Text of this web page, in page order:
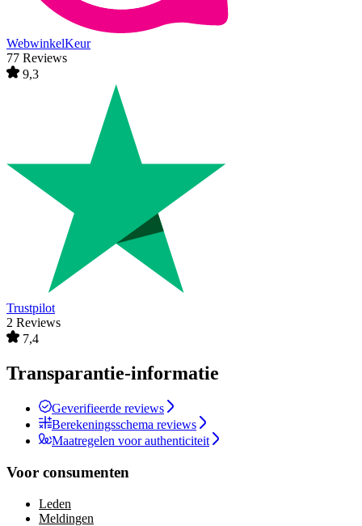
WebwinkelKeur
77 Reviews
9,3
Trustpilot
2 Reviews
7,4
Transparantie-informatie
Geverifieerde reviews
Berekeningsschema reviews
Maatregelen voor authenticiteit
Voor consumenten
Leden
Meldingen